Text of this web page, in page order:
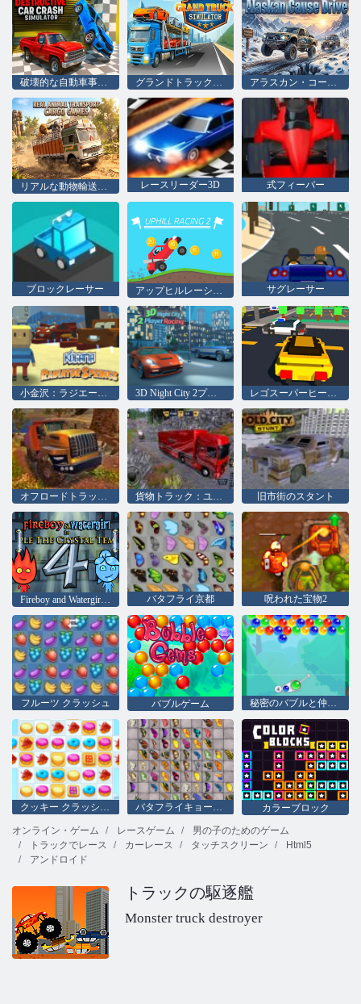
破壊的な自動車事故シミュレーター グランドトラックシミュレータ アラスカン・コーズ・ドライブ
レースリーダー3D 式フィーバー
ブロックレーサー サグレーサー
小金沢：ラジエータースプリングス 3D Night City 2プレイヤーレーシング レゴスーパーヒーローレース
旧市街のスタント
Fireboy and Watergirl 4：クリスタル寺院 バタフライ京都 呪われた宝物2
フルーツ クラッシュ バブルゲーム 秘密のバブルと仲間たち
カラーブロック
オンライン・ゲーム
レースゲーム
男の子のためのゲーム
トラックでレース
カーレース タッチスクリーン
Html5
アンドロイド
トラックの駆逐艦
Monster truck destroyer